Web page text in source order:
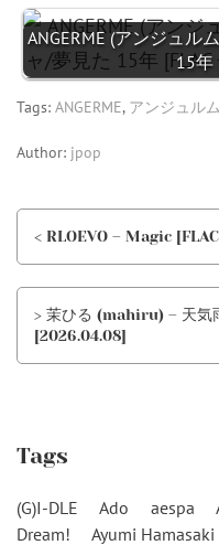
ANGERME (アンジュル
15年
Tags: ANGERME, アンジュルム
Author: jpop
< RLOEVO – Magic
> 茉ひる (mahiru) – 天気
[2026.04.08]
Tags
(G)I-DLE Ado aespa
Dream!
Ayumi Hamasaki